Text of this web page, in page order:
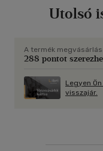
korszakba repítheti.
Utolsó
A termék
288 pontot
Legyen
visszajár.